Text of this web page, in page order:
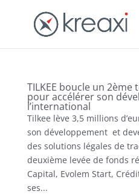
TILKEE boucle un
pour accélérer son
l’international
Tilkee lève 3,5 millions
son développement et
des solutions légales de
deuxième levée de fonds
Capital, Evolem Start,
ses...